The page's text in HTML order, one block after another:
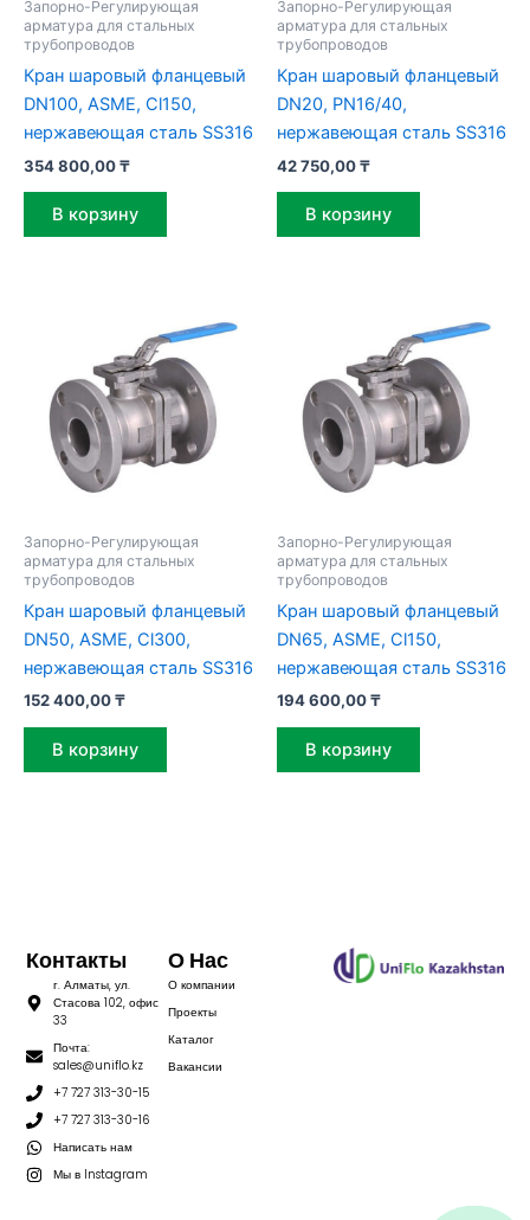
Запорно-Регулирующая
арматура для стальных
трубопроводов
Кран шаровый фланцевый
DN100, ASME, Cl150,
нержавеющая сталь SS316
354 800,00₸
В корзину
Запорно-Регулирующая
арматура для стальных
трубопроводов
Кран шаровый фланцевый
DN20, PN16/40,
нержавеющая сталь SS316
42 750,00₸
В корзину
Запорно-Регулирующая
арматура для стальных
трубопроводов
Кран шаровый фланцевый
DN50, ASME, Cl300,
нержавеющая сталь SS316
152 400,00₸
В корзину
Запорно-Регулирующая
арматура для стальных
трубопроводов
Кран шаровый фланцевый
DN65, ASME, Cl150,
нержавеющая сталь SS316
194 600,00₸
В корзину
О Нас
О компании
Проекты
Каталог
Вакансии
Контакты
г. Алматы, ул.
Стасова 102, офис
33
Почта:
sales@uniflo.kz
+7 727 313-30-15
+7 727 313-30-16
Написать нам
Мы в Instagram